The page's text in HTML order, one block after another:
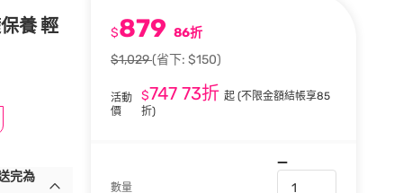
養 輕
$879 86折
$1,029(省下: $150)
活動
價
$747 73折起(不限金額結帳享85
折)
數量
完為